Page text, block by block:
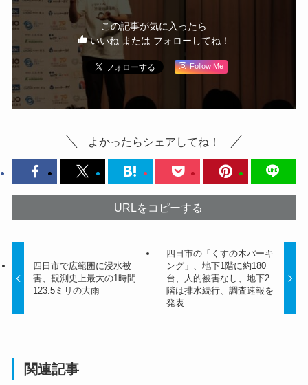
この記事が気に入ったら
いいね または フォローしてね！
Follow Me
よかったらシェアしてね！
URLをコピーする
四日市で広範囲に浸水被
害、観測史上最大の1時間
123.5ミリの大雨
四日市の「くすの木パーキ
ング」、地下1階に約180
台、人的被害なし、地下2
階は排水続行、調査速報を
発表
関連記事